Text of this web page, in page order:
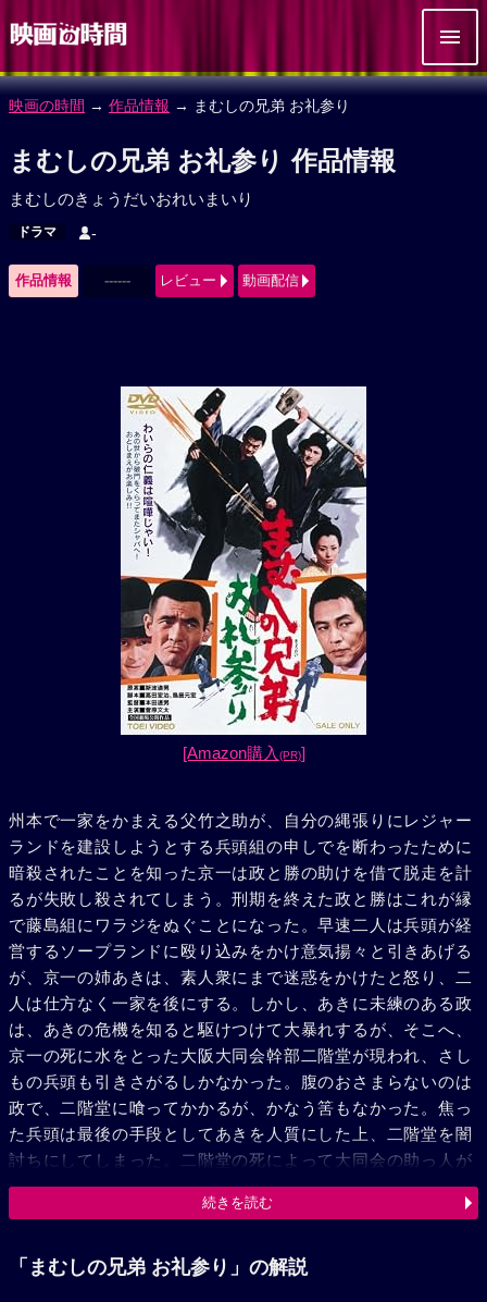
映画の時間 → 作品情報 → まむしの兄弟 お礼参り
まむしの兄弟 お礼参り 作品情報
まむしのきょうだいおれいまいり
ドラマ -
作品情報 ------ レビュー 動画配信
[Amazon購入 (PR)]
州本で一家をかまえる父竹之助が、自分の縄張りにレジャー
ランドを建設しようとする兵頭組の申しでを断わったために
暗殺されたことを知った京一は政と勝の助けを借て脱走を計
るが失敗し殺されてしまう。刑期を終えた政と勝はこれが縁
で藤島組にワラジをぬぐことになった。早速二人は兵頭が経
営するソープランドに殴り込みをかけ意気揚々と引きあげる
が、京一の姉あきは、素人衆にまで迷惑をかけたと怒り、二
人は仕方なく一家を後にする。しかし、あきに未練のある政
は、あきの危機を知ると駆けつけて大暴れするが、そこへ、
京一の死に水をとった大阪大同会幹部二階堂が現われ、さし
もの兵頭も引きさがるしかなかった。腹のおさまらないのは
政で、二階堂に喰ってかかるが、かなう筈もなかった。焦っ
た兵頭は最後の手段としてあきを人質にした上、二階堂を闇
討ちにしてしまった。二階堂の死によって大同会の助っ人が
州本に向う。助っ人がくるまで兵頭を叩くことが男を売るチ
ャンスとばかりマシンガンで武装した二人が兵頭組に殴り込
め、とどめを刺した。夜明けの太陽が海岸を照らし始めた
続きを読む
「まむしの兄弟 お礼参り」の解説